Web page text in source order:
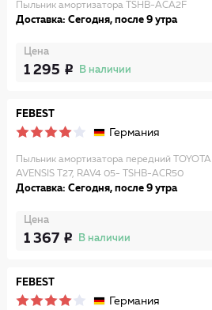
Пыльник амортизатора TSHB-ACA2F
Доставка: Сегодня, после 9 утра
Цена
1 295 В наличии
FEBEST
Германия
Пыльник амортизатора передний TOYOTA
AVENSIS T27, RAV4 05- TSHB-ACR50
Доставка: Сегодня, после 9 утра
Цена
1 367 В наличии
FEBEST
Германия